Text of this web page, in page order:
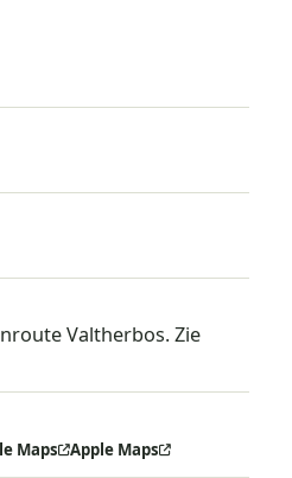
Valtherbos. Zie
Maps Apple Maps